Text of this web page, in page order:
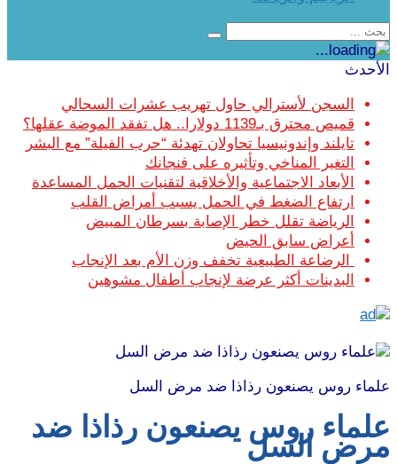
الأحدث
السجن لأسترالي حاول تهريب عشرات السحالي
قميص محترق بـ1139 دولارا.. هل تفقد الموضة عقلها؟
تايلند وإندونيسيا تحاولان تهدئة “حرب الفيلة” مع البشر
التغير المناخي وتأثيره على فنجانك
الأبعاد الاجتماعية والأخلاقية لتقنيات الحمل المساعدة
ارتفاع الضغط في الحمل يسبب أمراض القلب
الرياضة تقلل خطر الإصابة بسرطان المبيض
أعراض سابق الحيض
الرضاعة الطبيعية تخفف وزن الأم بعد الإنجاب
البدينات أكثر عرضة لإنجاب أطفال مشوهين
علماء روس يصنعون رذاذا ضد مرض السل
علماء روس يصنعون رذاذا ضد
مرض السل